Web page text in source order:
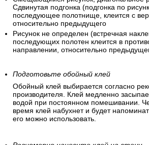
Сдвинутая подгонка (подгонка по
последующее полотнище, клеится с
относительно предыдущего
Рисунок не определен (встречная
последующих полотен клеится в
направлении, относительно
Подготовьте обойный клей
Обойный клей выбирается согласно
производителя. Клей медленно
водой при постоянном помешивании.
время клей набухнет и будет
его можно использовать.